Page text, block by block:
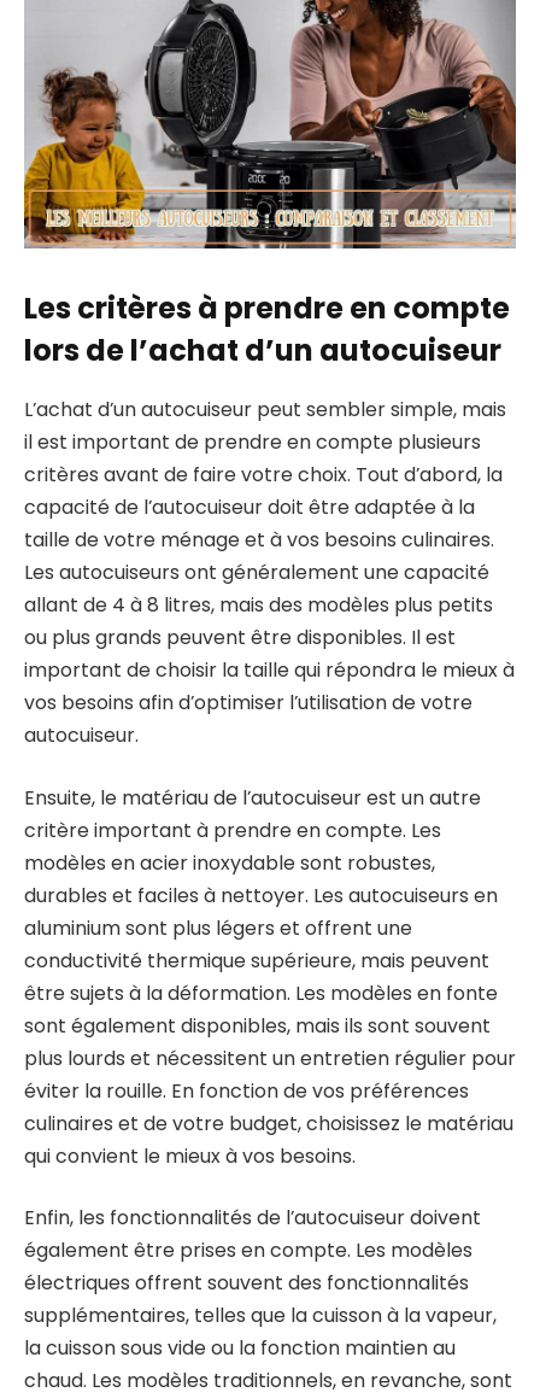
Les critères à prendre en compte
lors de l’achat d’un autocuiseur
L’achat d’un autocuiseur peut sembler simple, mais
il est important de prendre en compte plusieurs
critères avant de faire votre choix. Tout d’abord, la
capacité de l’autocuiseur doit être adaptée à la
taille de votre ménage et à vos besoins culinaires.
Les autocuiseurs ont généralement une capacité
allant de 4 à 8 litres, mais des modèles plus petits
ou plus grands peuvent être disponibles. Il est
important de choisir la taille qui répondra le mieux à
vos besoins afin d’optimiser l’utilisation de votre
autocuiseur.
Ensuite, le matériau de l’autocuiseur est un autre
critère important à prendre en compte. Les
modèles en acier inoxydable sont robustes,
durables et faciles à nettoyer. Les autocuiseurs en
aluminium sont plus légers et offrent une
conductivité thermique supérieure, mais peuvent
être sujets à la déformation. Les modèles en fonte
sont également disponibles, mais ils sont souvent
plus lourds et nécessitent un entretien régulier pour
éviter la rouille. En fonction de vos préférences
culinaires et de votre budget, choisissez le matériau
qui convient le mieux à vos besoins.
Enfin, les fonctionnalités de l’autocuiseur doivent
également être prises en compte. Les modèles
électriques offrent souvent des fonctionnalités
supplémentaires, telles que la cuisson à la vapeur,
la cuisson sous vide ou la fonction maintien au
chaud. Les modèles traditionnels, en revanche, sont